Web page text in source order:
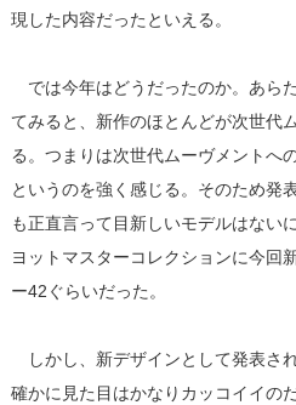
現した内容だったといえる。
では今年はどうだったのか。あら
てみると、新作のほとんどが次世代
る。つまりは次世代ムーヴメントへ
というのを強く感じる。そのため発
も正直言って目新しいモデルはない
ヨットマスターコレクションに今回
ー42ぐらいだった。
しかし、新デザインとして発表さ
確かに見た目はかなりカッコイイの